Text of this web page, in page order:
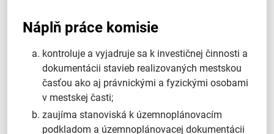
Náplň práce komisie
kontroluje a vyjadruje sa k investičnej činnosti a
dokumentácii stavieb realizovaných mestskou
časťou ako aj právnickými a fyzickými osobami
v mestskej časti;
zaujíma stanoviská k územnoplánovacím
podkladom a územnoplánovacej dokumentácii